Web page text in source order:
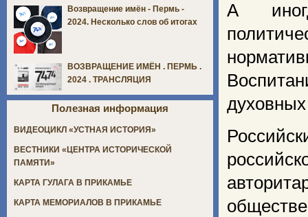
А
Возвращение имён - Пермь -
2024. Несколько слов об итогах
ВОЗВРАЩЕНИЕ ИМЁН . ПЕРМЬ .
2024 . ТРАНСЛЯЦИЯ
Полезная информация
ВИДЕОЦИКЛ «УСТНАЯ ИСТОРИЯ»
ВЕСТНИКИ «ЦЕНТРА ИСТОРИЧЕСКОЙ
ПАМЯТИ»
КАРТА ГУЛАГА В ПРИКАМЬЕ
КАРТА МЕМОРИАЛОВ В ПРИКАМЬЕ